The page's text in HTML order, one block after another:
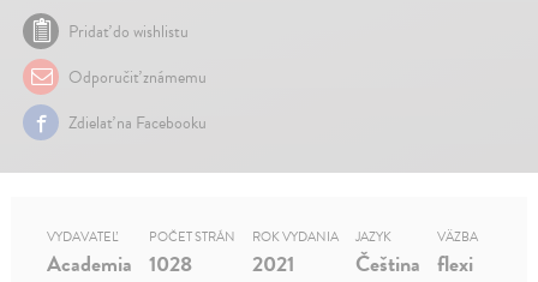
Pridať do wishlistu
Odporučiť známemu
Zdielať na Facebooku
VYDAVATEĽ
Academia
POČET STRÁN
1028
ROK VYDANIA
2021
JAZYK
Čeština
VÄZBA
flexi